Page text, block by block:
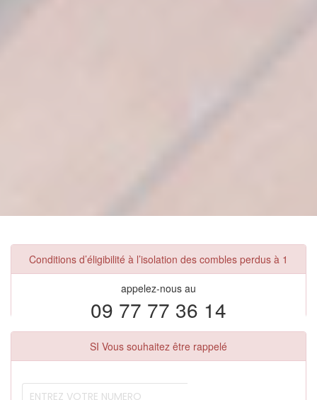
Conditions d’éligibilité à l’isolation des combles perdus à 1
appelez-nous au
09 77 77 36 14
SI Vous souhaitez être rappelé